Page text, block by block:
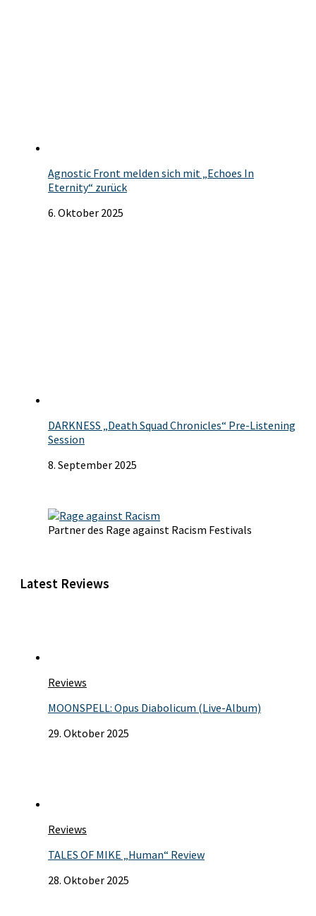
Agnostic Front melden sich mit „Echoes In
Eternity“ zurück
6. Oktober 2025
DARKNESS „Death Squad Chronicles“ Pre-Listening
Session
8. September 2025
Partner des Rage against Racism Festivals
Latest Reviews
Reviews
MOONSPELL: Opus Diabolicum (Live-Album)
29. Oktober 2025
Reviews
TALES OF MIKE „Human“ Review
28. Oktober 2025